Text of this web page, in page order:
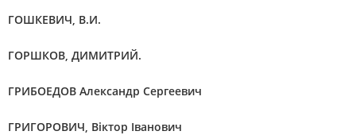
ГOШКЕВИЧ, В.И.
ГОРШКОВ, ДИМИТРИЙ.
ГРИБОЕДОВ Александр Сергеевич
ГРИГОРОВИЧ, Віктор Іванович